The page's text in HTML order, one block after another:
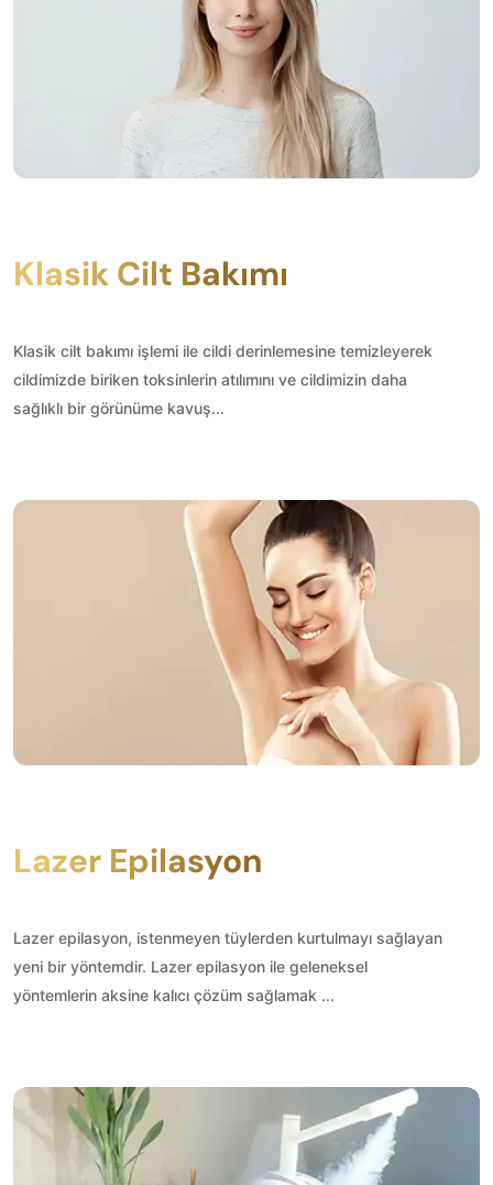
Klasik Cilt Bakımı
Klasik cilt bakımı işlemi ile cildi derinlemesine temizleyerek
cildimizde biriken toksinlerin atılımını ve cildimizin daha
sağlıklı bir görünüme kavuş...
Lazer Epilasyon
Lazer epilasyon, istenmeyen tüylerden kurtulmayı sağlayan
yeni bir yöntemdir. Lazer epilasyon ile geleneksel
yöntemlerin aksine kalıcı çözüm sağlamak ...